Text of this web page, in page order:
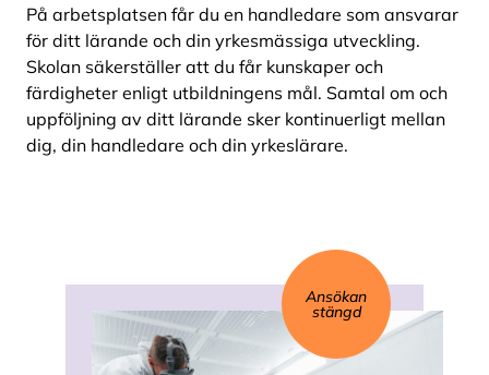
På arbetsplatsen får du en handledare som ansvarar
för ditt lärande och din yrkesmässiga utveckling.
Skolan säkerställer att du får kunskaper och
färdigheter enligt utbildningens mål. Samtal om och
uppföljning av ditt lärande sker kontinuerligt mellan
dig, din handledare och din yrkeslärare.
Ansökan
stängd